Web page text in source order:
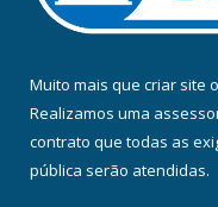
Muito mais que criar site
Realizamos uma
contrato que todas as
pública serão atendidas.